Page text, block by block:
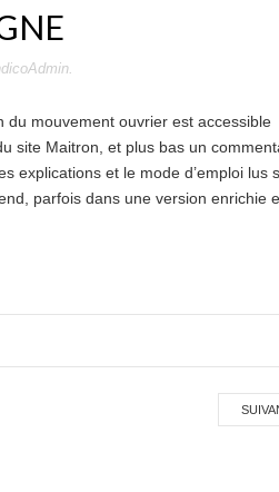
.
mouvement ouvrier est accessible
site Maitron, et plus bas un
explications et le mode d’emploi lus
parfois dans une version enrichie